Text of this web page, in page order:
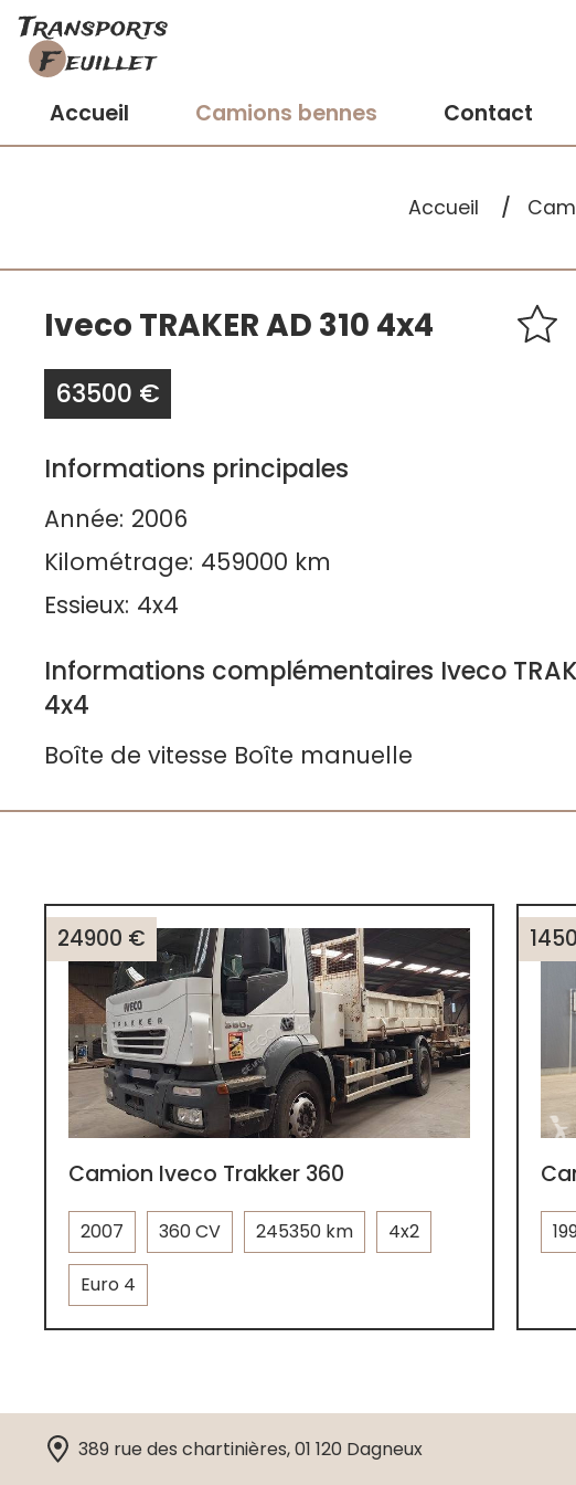
Accueil Camions bennes Contact
Accueil
Iveco TRAKER AD 310 4x4
63500 €
Informations principales
Année: 2006
Kilométrage: 459000 km
Essieux: 4x4
Informations complémentaires Iveco
4x4
Boîte de vitesse Boîte manuelle
Camion Iveco Trakker 360
24900 €
2007 360 CV 245350 km 4x2
Euro 4
389 rue des chartinières, 01 120 Dagneux